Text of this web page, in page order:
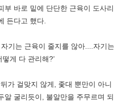
부 바로 밑에 단단한 근육이 도사리
든다고 했다.
기는 근육이 줄지를 않아....자기는
게 다 관리해?’
가 걸맞지 않게, 좇대 뿐만이 아니
알 굴리듯이, 불알만을 주무르며 되